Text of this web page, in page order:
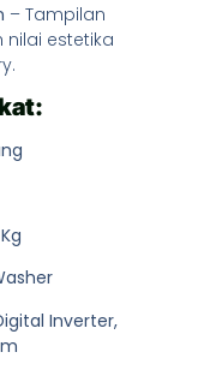
– Tampilan
estetika
Inverter,